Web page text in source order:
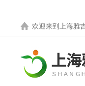
欢迎来到 上海雅